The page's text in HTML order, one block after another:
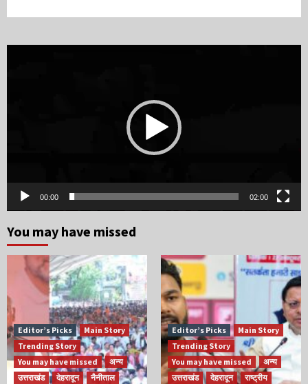
00:00 02:00
You may have missed
Editor’s Picks
Main Story
Trending Story
You may have missed
अन्य
उत्तराखंड
देहरादून
नैनीताल
Editor’s Picks
Main Story
Trending Story
You may have missed
अन्य
उत्तराखंड
देहरादून
राष्ट्रीय